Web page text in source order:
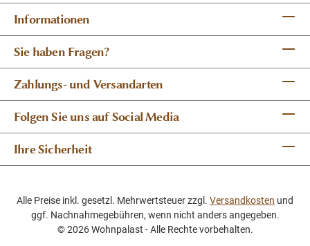
Informationen
Sie haben Fragen?
Zahlungs- und Versandarten
Folgen Sie uns auf Social Media
Ihre Sicherheit
Alle Preise inkl. gesetzl. Mehrwertsteuer zzgl. Versandkosten und
ggf. Nachnahmegebühren, wenn nicht anders angegeben.
© 2026 Wohnpalast - Alle Rechte vorbehalten.